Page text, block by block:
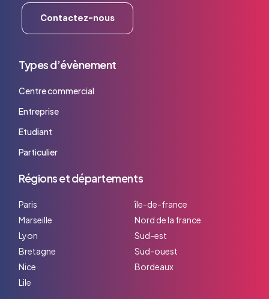
Contactez-nous
Types d’évènement
Centre commercial
Entreprise
Etudiant
Particulier
Régions et départements
Paris
Marseille
Lyon
Bretagne
Nice
Lile
île-de-france
Nord de la france
Sud-est
Sud-ouest
Bordeaux